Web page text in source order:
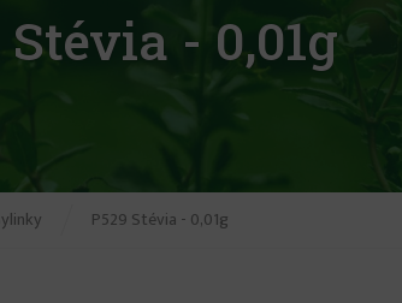
Stévia - 0,01g
P529 Stévia - 0,01g